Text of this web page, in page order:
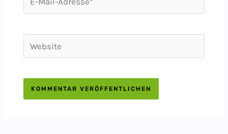
Mail-
Website